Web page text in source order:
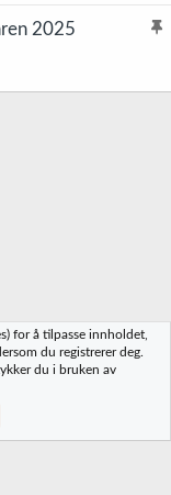
tK
s
2025
for å tilpasse innholdet,
du registrerer deg.
du i bruken av